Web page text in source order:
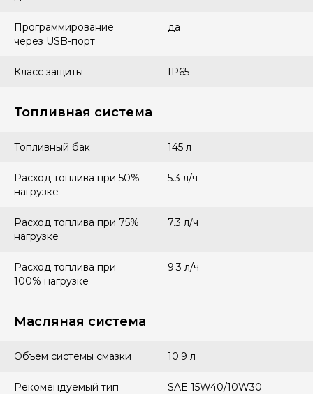
Программирование
через USB-порт
да
Класс защиты IP65
Топливная система
Топливный бак 145 л
Расход топлива при 50%
нагрузке
5.3 л/ч
Расход топлива при 75%
нагрузке
7.3 л/ч
Расход топлива при
100% нагрузке
9.3 л/ч
Масляная система
Объем системы смазки 10.9 л
Рекомендуемый тип
SAE 15W40/10W30